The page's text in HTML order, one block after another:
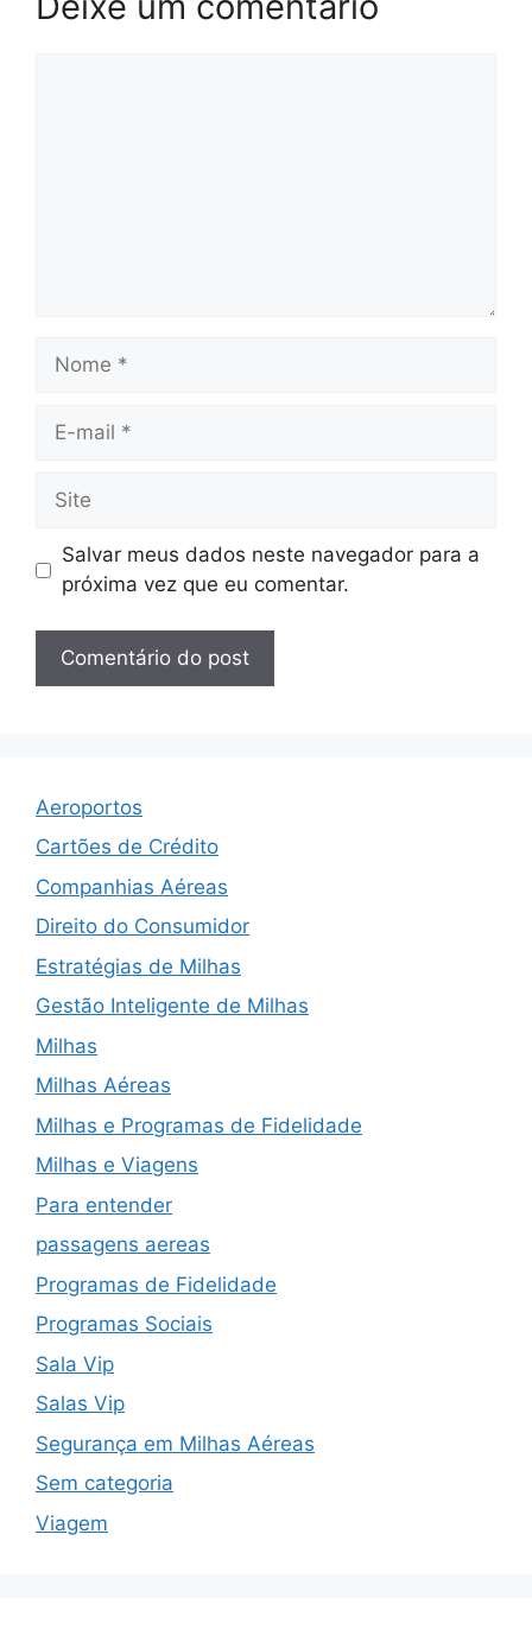
Nome
Site
Salvar meus dados neste navegador para a
próxima vez que eu comentar.
Aeroportos
Cartões de Crédito
Companhias Aéreas
Direito do Consumidor
Estratégias de Milhas
Gestão Inteligente de Milhas
Milhas
Milhas Aéreas
Milhas e Programas de Fidelidade
Milhas e Viagens
Para entender
passagens aereas
Programas de Fidelidade
Programas Sociais
Sala Vip
Salas Vip
Segurança em Milhas Aéreas
Sem categoria
Viagem